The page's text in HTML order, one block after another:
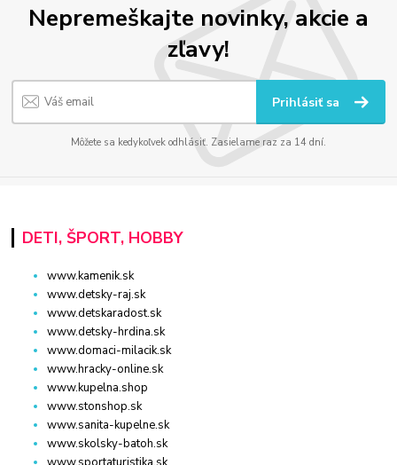
Nepremeškajte novinky, akcie a
zľavy!
Prihlásiť sa
Môžete sa kedykoľvek odhlásiť. Zasielame raz za 14 dní.
DETI, ŠPORT, HOBBY
www.kamenik.sk
www.detsky-raj.sk
www.detskaradost.sk
www.detsky-hrdina.sk
www.domaci-milacik.sk
www.hracky-online.sk
www.kupelna.shop
www.stonshop.sk
www.sanita-kupelne.sk
www.skolsky-batoh.sk